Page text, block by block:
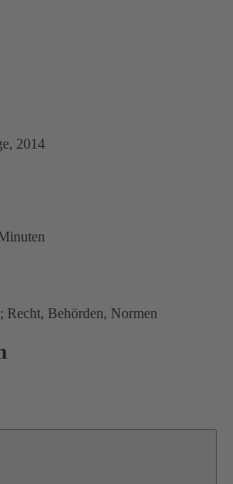
2014
Recht, Behörden, Normen